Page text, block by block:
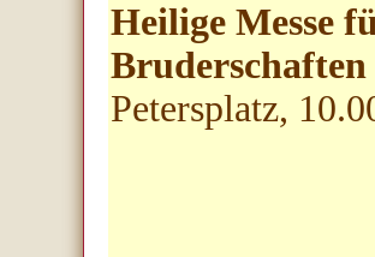
Heilige Messe
Bruderschaften
Petersplatz,